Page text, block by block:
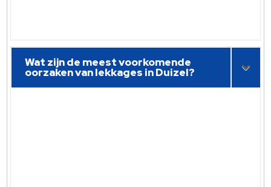
Wat zijn de meest voorkomende
oorzaken van lekkages in Duizel?